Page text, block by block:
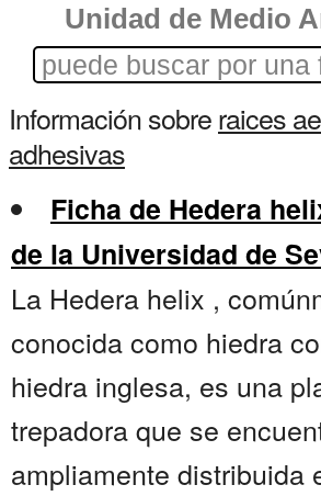
Unidad de Medio
Información sobreraices
adhesivas
Ficha de Hedera
de la Universidad de
La Hedera helix ,
conocida como hiedra
hiedra inglesa, es una
trepadora que se
ampliamente distribuida